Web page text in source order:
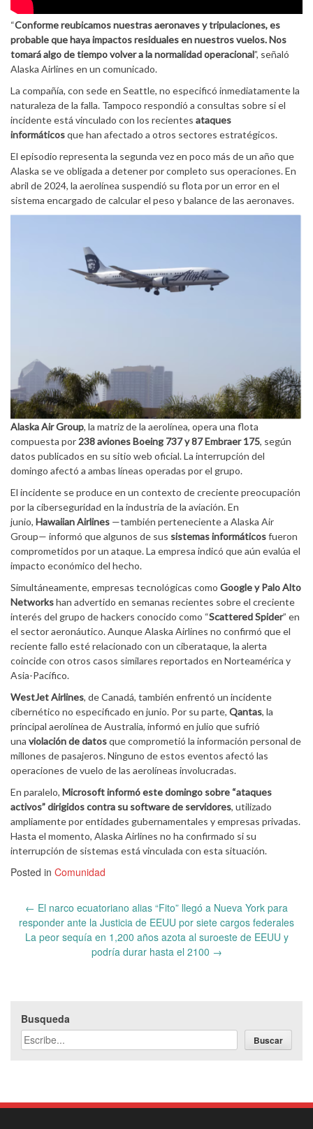
“Conforme reubicamos nuestras aeronaves y tripulaciones, es
probable que haya impactos residuales en nuestros vuelos. Nos
tomará algo de tiempo volver a la normalidad operacional”, señaló
Alaska Airlines en un comunicado.
La compañía, con sede en Seattle, no especificó inmediatamente la
naturaleza de la falla. Tampoco respondió a consultas sobre si el
incidente está vinculado con los recientes ataques
informáticosque han afectado a otros sectores estratégicos.
El episodio representa la segunda vez en poco más de un año que
Alaska se ve obligada a detener por completo sus operaciones. En
abril de 2024, la aerolínea suspendió su flota por un error en el
sistema encargado de calcular el peso y balance de las aeronaves.
Alaska Air Group, la matriz de la aerolínea, opera una flota
compuesta por238 aviones Boeing 737 y 87 Embraer 175, según
datos publicados en su sitio web oficial. La interrupción del
domingo afectó a ambas líneas operadas por el grupo.
El incidente se produce en un contexto de creciente preocupación
por la ciberseguridad en la industria de la aviación. En
junio, Hawaiian Airlines —también perteneciente a Alaska Air
Group— informó que algunos de sus sistemas informáticosfueron
comprometidos por un ataque. La empresa indicó que aún evalúa el
impacto económico del hecho.
Simultáneamente, empresas tecnológicas como Google y Palo Alto
Networkshan advertido en semanas recientes sobre el creciente
interés del grupo de hackers conocido como “Scattered Spider” en
el sector aeronáutico. Aunque Alaska Airlines no confirmó que el
reciente fallo esté relacionado con un ciberataque, la alerta
coincide con otros casos similares reportados en Norteamérica y
Asia-Pacífico.
WestJet Airlines, de Canadá, también enfrentó un incidente
cibernético no especificado en junio. Por su parte, Qantas, la
principal aerolínea de Australia, informó en julio que sufrió
una violación de datosque comprometió la información personal de
millones de pasajeros. Ninguno de estos eventos afectó las
operaciones de vuelo de las aerolíneas involucradas.
En paralelo, Microsoft informó este domingo sobre “ataques
activos” dirigidos contra su software de servidores, utilizado
ampliamente por entidades gubernamentales y empresas privadas.
Hasta el momento, Alaska Airlines no ha confirmado si su
interrupción de sistemas está vinculada con esta situación.
Posted in Comunidad
Post
navigation
← El narco ecuatoriano alias “Fito” llegó a Nueva York para
responder ante la Justicia de EEUU por siete cargos federales
La peor sequía en 1,200 años azota al suroeste de EEUU y
podría durar hasta el 2100 →
Busqueda
Buscar